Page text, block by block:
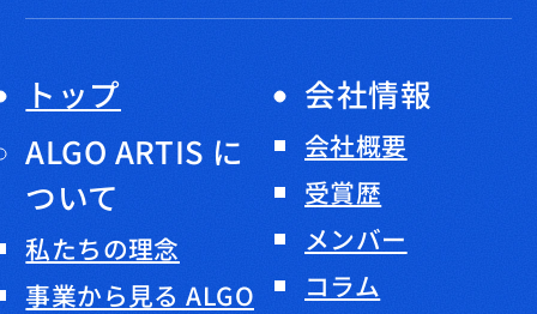
トップ
ALGO ARTIS に
ついて
私たちの理念
事業から見る ALGO
会社情報
会社概要
受賞歴
メンバー
コラム